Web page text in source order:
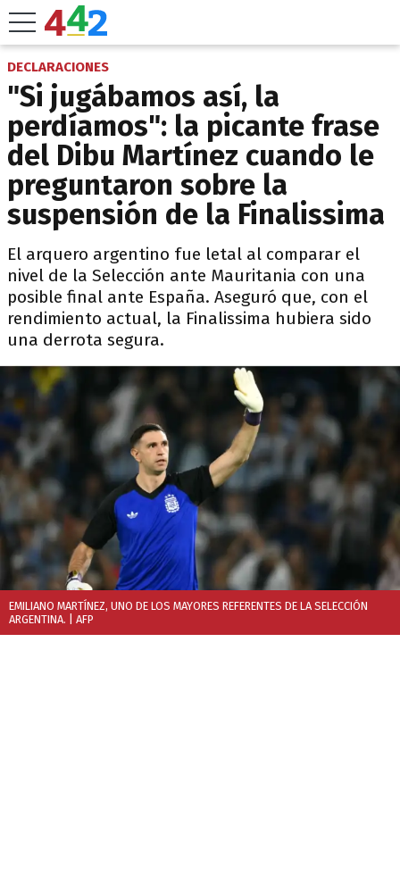
DECLARACIONES
"Si jugábamos así, la
perdíamos": la picante frase
del Dibu Martínez cuando le
preguntaron sobre la
suspensión de la Finalissima
El arquero argentino fue letal al comparar el
nivel de la Selección ante Mauritania con una
posible final ante España. Aseguró que, con el
rendimiento actual, la Finalissima hubiera sido
una derrota segura.
EMILIANO MARTÍNEZ, UNO DE LOS MAYORES REFERENTES DE LA SELECCIÓN
ARGENTINA. | AFP